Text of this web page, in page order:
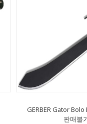
GERBER Gator
판매불